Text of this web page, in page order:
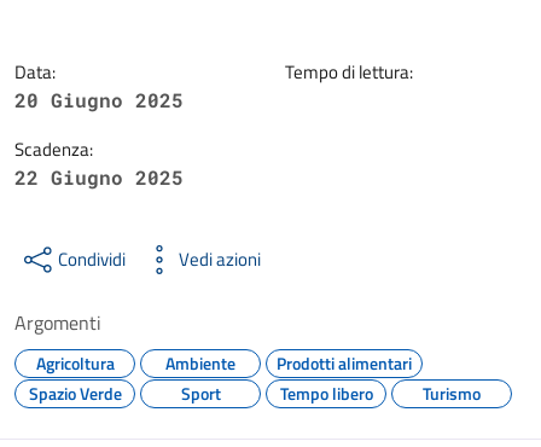
Data:
20 Giugno 2025
Scadenza:
22 Giugno 2025
Tempo di lettura:
Condividi Vedi azioni
Argomenti
Agricoltura Ambiente
Prodotti alimentari
Spazio Verde
Sport Tempo libero Turismo